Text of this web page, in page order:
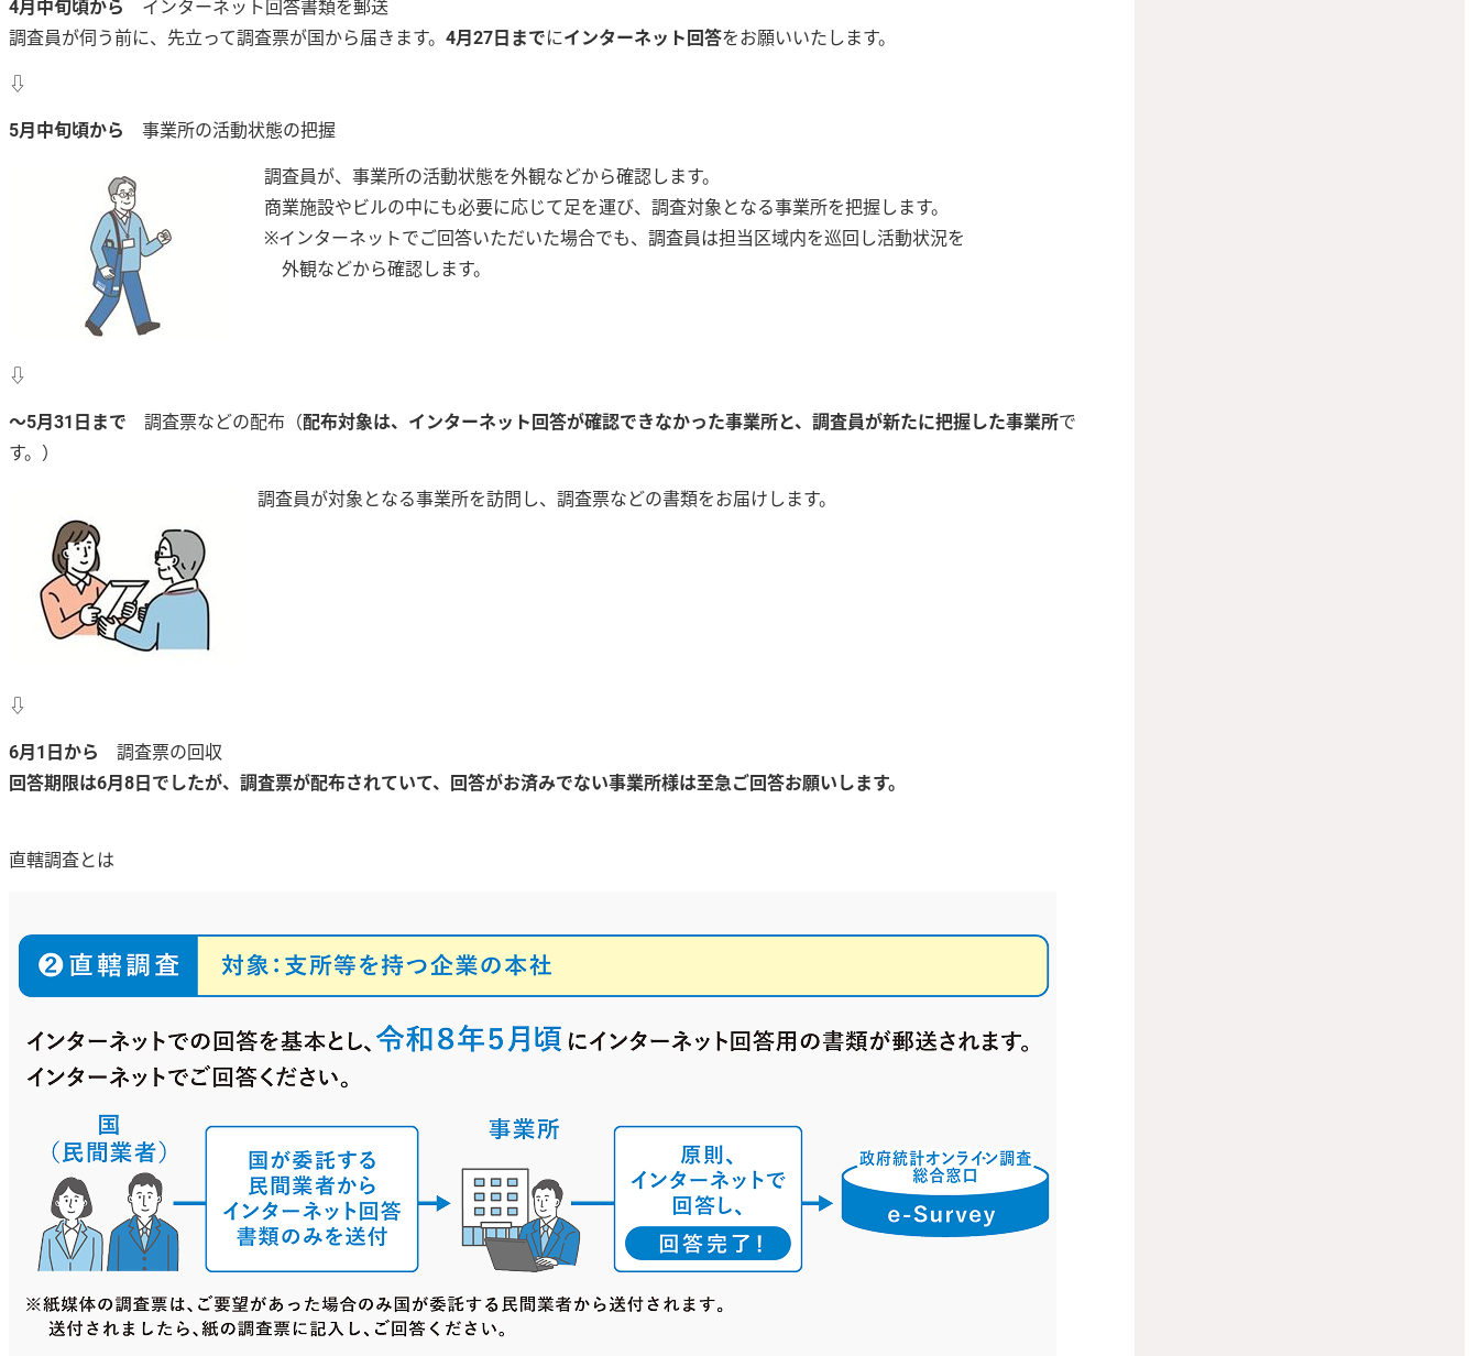
4月中旬頃から
インターネット回答書類を郵送
調査員が伺う前に、先立って調査票が国から届きます。 4月27日までにインターネット回答をお願いいたします。
⇩
5月中旬頃から 事業所の活動状態の把握
調査員が、事業所の活動状態を外観などから確認します。
商業施設やビルの中にも必要に応じて足を運び、調査対象となる事業所を把握します。
※インターネットでご回答いただいた場合でも、調査員は担当区域内を巡回し活動状況を
外観などから確認します。
⇩
～5月31日まで 調査票などの配布（配布対象は、インターネット回答が確認できなかった事業所と、 調査員が新たに把握した事業所で
す。）
調査員が対象となる事業所を訪問し、調査票などの書類をお届けします。
⇩
6月1日から
調査票の回収
回答期限は6月8日でしたが、調査票が配布されていて、回答がお済みでない事業所様は至急ご回答お願いします。
直轄調査とは